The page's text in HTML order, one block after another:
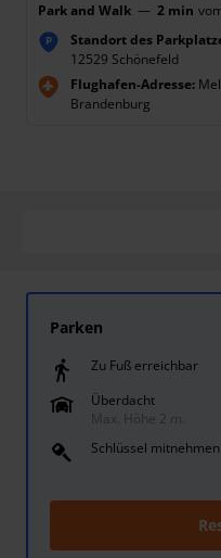
Park and Walk — 2 min
P Standort des
12529 Schönefeld
Flughafen-Adresse:
Brandenburg
Parken
Zu Fuß erreichbar
Überdacht
Max. Höhe 2 m.
Schlüssel mitnehmen